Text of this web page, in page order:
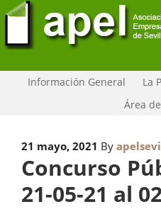
Información General La
Área
21 mayo, 2021 By
Concurso
21-05-21 al